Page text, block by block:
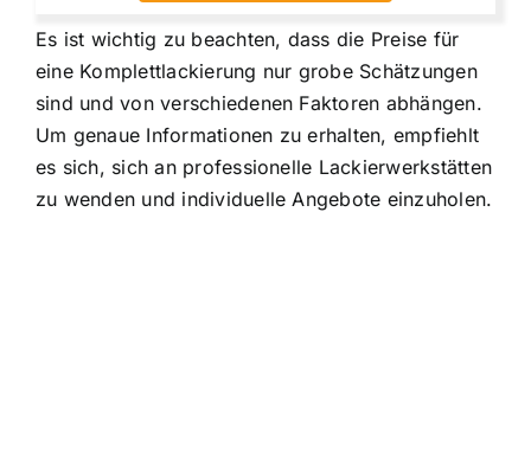
Es ist wichtig zu beachten, dass die Preise für
eine Komplettlackierung nur grobe Schätzungen
sind und von verschiedenen Faktoren abhängen.
Um genaue Informationen zu erhalten, empfiehlt
es sich, sich an professionelle Lackierwerkstätten
zu wenden und individuelle Angebote einzuholen.